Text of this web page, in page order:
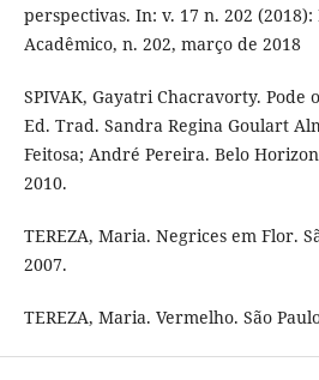
perspectivas. In: v. 17 n. 202 (2018):
Acadêmico, n. 202, março de 2018
SPIVAK, Gayatri Chacravorty. Pode
Ed. Trad. Sandra Regina Goulart
Feitosa; André Pereira. Belo
2010.
TEREZA, Maria. Negrices em Flor.
2007.
TEREZA, Maria. Vermelho. São